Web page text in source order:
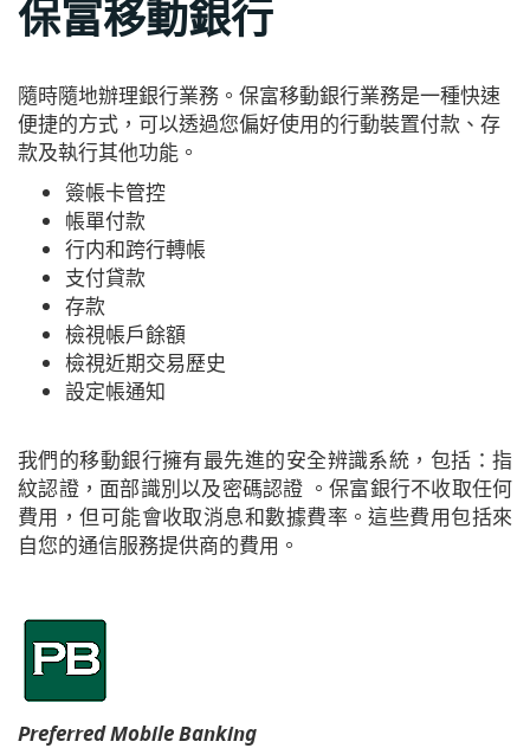
保富移動銀行
隨時隨地辦理銀行業務。保富移動銀行業務是一種快速
便捷的方式，可以透過您偏好使用的行動裝置付款、存
款及執行其他功能。
簽帳卡管控
帳單付款
行内和跨行轉帳
支付貸款
存款
檢視帳戶餘額
檢視近期交易歷史
設定帳通知
我們的移動銀行擁有最先進的安全辨識系統，包括：指
紋認證，面部識別以及密碼認證 。保富銀行不收取任何
費用，但可能會收取消息和數據費率。這些費用包括來
自您的通信服務提供商的費用。
Preferred Mobile Banking